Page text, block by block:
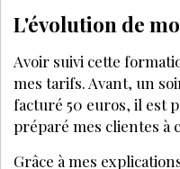
L'évolution de
Avoir suivi cette
mes tarifs. Avant, un
facturé 50 euros, il est
préparé mes clientes à
Grâce à mes